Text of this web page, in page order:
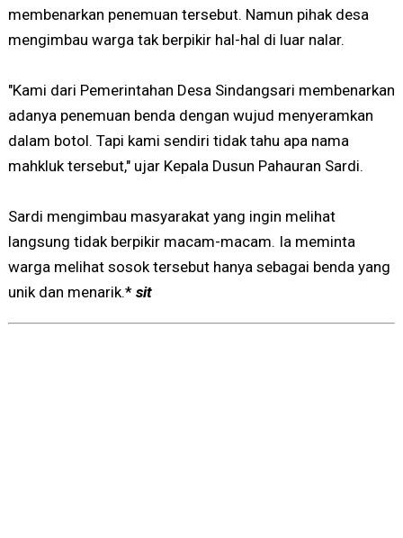
membenarkan penemuan tersebut. Namun pihak desa
mengimbau warga tak berpikir hal-hal di luar nalar.
"Kami dari Pemerintahan Desa Sindangsari membenarkan
adanya penemuan benda dengan wujud menyeramkan
dalam botol. Tapi kami sendiri tidak tahu apa nama
mahkluk tersebut," ujar Kepala Dusun Pahauran Sardi.
Sardi mengimbau masyarakat yang ingin melihat
langsung tidak berpikir macam-macam. Ia meminta
warga melihat sosok tersebut hanya sebagai benda yang
unik dan menarik.* sit